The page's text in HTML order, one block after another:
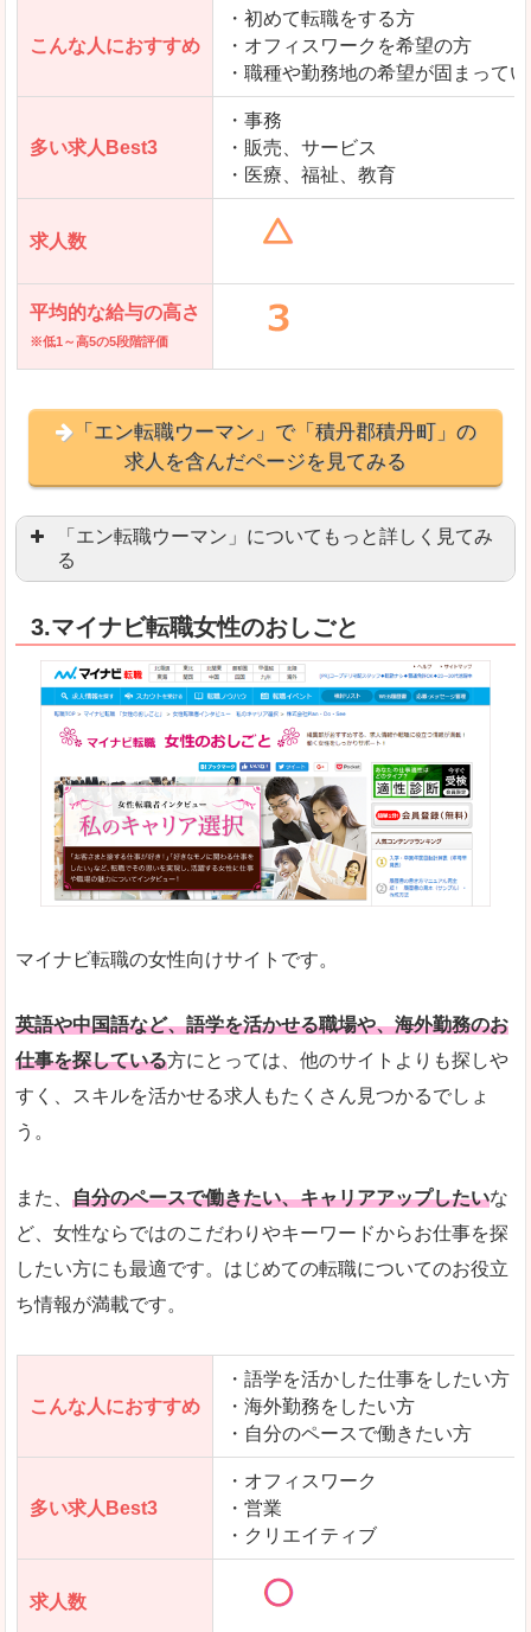
「とらばーゆ」で「積丹郡積丹町」の
求人を含んだページを見てみる
こんな人におすすめ
・初めて転職をする方
・オフィスワークを希望の方
・職種や勤務地の希望が固まって
多い求人Best3
・事務
・販売、サービス
・医療、福祉、教育
求人数
平均的な給与の高さ
※低1～高5の5段階評価
「エン転職ウーマン」で「積丹郡積丹町」の
求人を含んだページを見てみる
「エン転職ウーマン」についてもっと詳しく見てみ
る
良いところ
職種や勤務地など、すでに次のお仕事がイメージ
転職Q＆Aやノウハウが豊富なうえ、面接サポー
悪いところ
求人の掲載数が少ないです。
TOPページからこだわりや条件などをクイックに
はじめての転職や、転職活動において不安や心配
自分でうまく仕事を探せなくても、会員登録をす
人気度 「エン転職」全体として、会員数がとても多い印
多少検索しづらいのですが、掲載情報はパッと目
「エン転職ウーマン」で「積丹郡積丹町」の
3.マイナビ転職女性のおしごと
マイナビ転職の女性向けサイトです。
英語や中国語など、語学を活かせる職場や、海外勤務のお
仕事を探している方にとっては、他のサイトよりも探しや
すく、スキルを活かせる求人もたくさん見つかるでしょ
う。
また、 自分のペースで働きたい、キャリアアップしたいな
ど、女性ならではのこだわりやキーワードからお仕事を探
したい方にも最適です。はじめての転職についてのお役立
ち情報が満載です。
こんな人におすすめ
・語学を活かした仕事をしたい方
・海外勤務をしたい方
・自分のペースで働きたい方
多い求人Best3
・オフィスワーク
・営業
・クリエイティブ
求人数